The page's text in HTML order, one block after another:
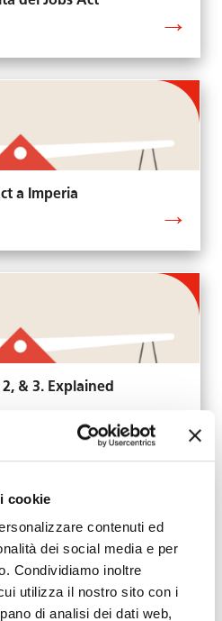
cookie
contenuti ed
dei social media e per
Condividiamo inoltre
utilizza il nostro sito con i
di analisi dei dati web,
a Imperia
& 3. Explained